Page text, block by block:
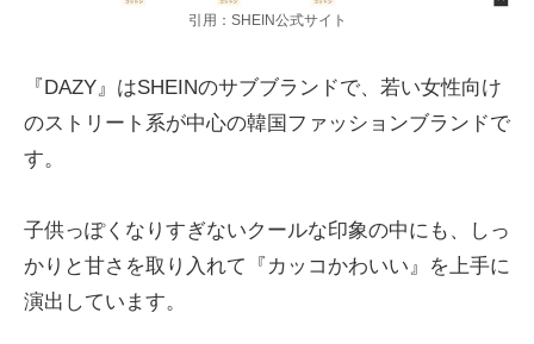
引用：SHEIN公式サイト
『DAZY』はSHEINのサブブランドで、若い女性向け
のストリート系が中心の韓国ファッションブランドで
す。
子供っぽくなりすぎないクールな印象の中にも、しっ
かりと甘さを取り入れて『カッコかわいい』を上手に
演出しています。